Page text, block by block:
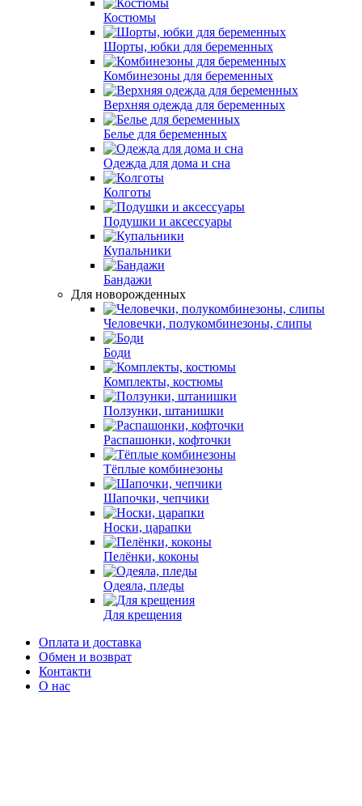
Костюмы
Шорты, юбки для беременных
Комбинезоны для беременных
Верхняя одежда для беременных
Белье для беременных
Одежда для дома и сна
Колготы
Подушки и аксессуары
Купальники
Бандажи
Для новорожденных
Человечки, полукомбинезоны, слипы
Боди
Комплекты, костюмы
Ползунки, штанишки
Распашонки, кофточки
Тёплые комбинезоны
Шапочки, чепчики
Носки, царапки
Пелёнки, коконы
Одеяла, пледы
Для крещения
Оплата и доставка
Обмен и возврат
Контакти
О нас